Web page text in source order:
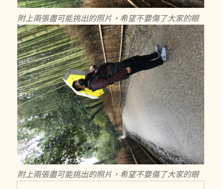
附上兩張盡可能挑出的照片，希望不要傷了大家的眼
附上兩張盡可能挑出的照片，希望不要傷了大家的眼